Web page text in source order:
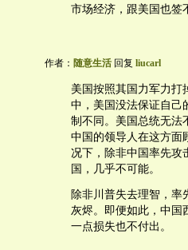
市场经济，跟美国也签
作者： 随意生活 回复 liucarl
美国按照其国力军力打
中，美国没法保证自己
制不同。美国总统无法
中国的领导人在这方面
况下，除非中国率先攻
国，几乎不可能。
除非川普失去理智，率
灰烬。即便如此，中国
一点损失也不付出。